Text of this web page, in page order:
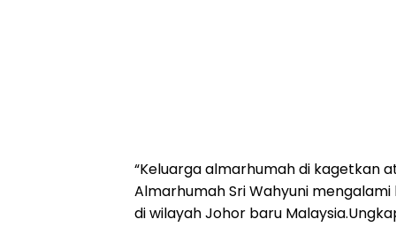
“Keluarga almarhumah di kagetkan
Almarhumah Sri Wahyuni
di wilayah Johor baru